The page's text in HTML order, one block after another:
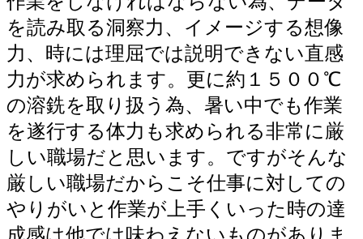
を読み取る洞察力、イメージする想像
力、時には理屈では説明できない直感
力が求められます。更に約１５００℃
の溶銑を取り扱う為、暑い中でも作業
を遂行する体力も求められる非常に厳
しい職場だと思います。ですがそんな
厳しい職場だからこそ仕事に対しての
やりがいと作業が上手くいった時の達